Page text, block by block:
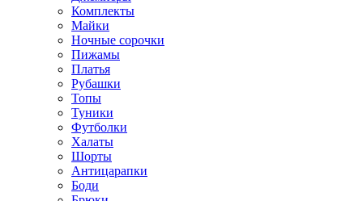
Комплекты
Майки
Ночные сорочки
Пижамы
Платья
Рубашки
Топы
Туники
Футболки
Халаты
Шорты
Антицарапки
Боди